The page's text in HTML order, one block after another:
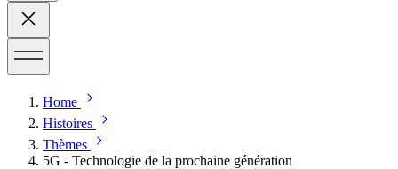
Home
Histoires
Thèmes
5G - Technologie de la prochaine génération